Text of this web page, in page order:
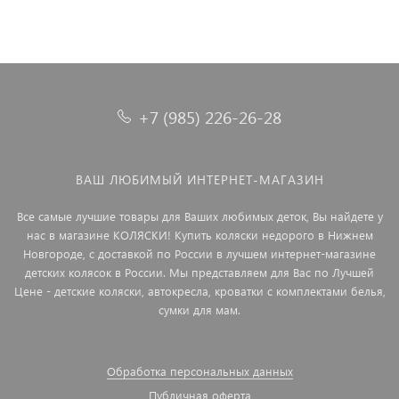
+7 (985) 226-26-28
ВАШ ЛЮБИМЫЙ ИНТЕРНЕТ-МАГАЗИН
Все самые лучшие товары для Ваших любимых деток, Вы найдете у
нас в магазине КОЛЯСКИ! Купить коляски недорого в Нижнем
Новгороде, с доставкой по России в лучшем интернет-магазине
детских колясок в России. Мы представляем для Вас по Лучшей
Цене - детские коляски, автокресла, кроватки с комплектами белья,
сумки для мам.
Обработка персональных данных
Публичная оферта